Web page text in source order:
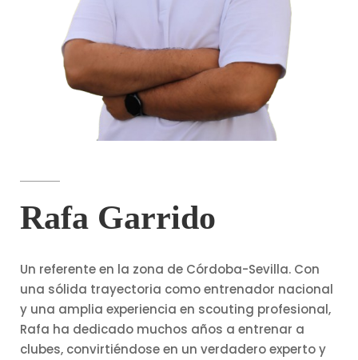
Rafa Garrido
Un referente en la zona de Córdoba-Sevilla. Con
una sólida trayectoria como entrenador nacional
y una amplia experiencia en scouting profesional,
Rafa ha dedicado muchos años a entrenar a
clubes, convirtiéndose en un verdadero experto y